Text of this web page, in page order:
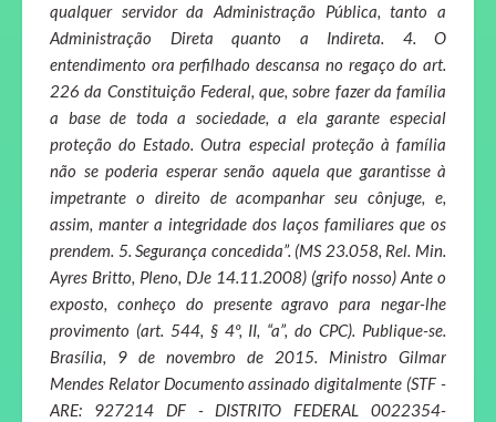
qualquer servidor da Administração Pública, tanto a
Administração Direta quanto a Indireta. 4. O
entendimento ora perfilhado descansa no regaço do art.
226 da Constituição Federal, que, sobre fazer da família
a base de toda a sociedade, a ela garante especial
proteção do Estado. Outra especial proteção à família
não se poderia esperar senão aquela que garantisse à
impetrante o direito de acompanhar seu cônjuge, e,
assim, manter a integridade dos laços familiares que os
prendem. 5. Segurança concedida”. (MS 23.058, Rel. Min.
Ayres Britto, Pleno, DJe 14.11.2008) (grifo nosso) Ante o
exposto, conheço do presente agravo para negar-lhe
provimento (art. 544, § 4º, II, “a”, do CPC). Publique-se.
Brasília, 9 de novembro de 2015. Ministro Gilmar
Mendes Relator Documento assinado digitalmente (STF -
ARE: 927214 DF - DISTRITO FEDERAL 0022354-